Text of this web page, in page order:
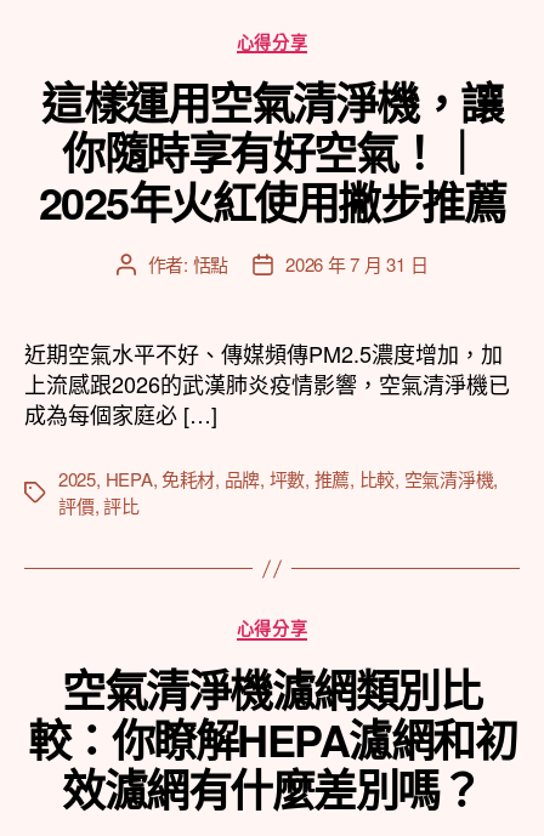
分
類
心得分享
這樣運用空氣清淨機，讓
你隨時享有好空氣！｜
2025年火紅使用撇步推薦
文
者
作者: 恬點
文
佈
日
期
2026 年 7 月 31 日
近期空氣水平不好、傳媒頻傳PM2.5濃度增加，加
上流感跟2026的武漢肺炎疫情影響，空氣清淨機已
成為每個家庭必 […]
標
2025, HEPA, 免耗材, 品牌, 坪數, 推薦, 比較, 空氣清淨機,
評價,評比
分
類
心得分享
空氣清淨機濾網類別比
較：你瞭解HEPA濾網和初
效濾網有什麼差別嗎？